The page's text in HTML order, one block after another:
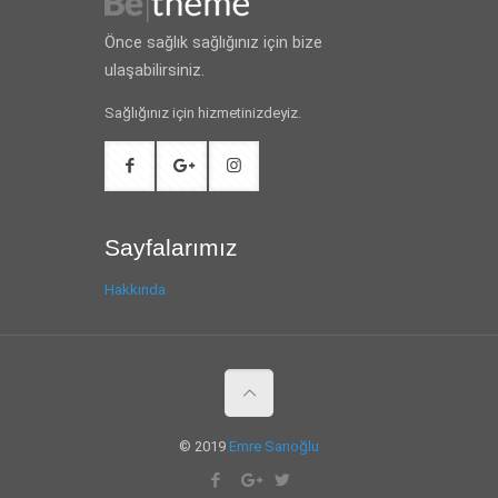
Önce sağlık sağlığınız için bize
ulaşabilirsiniz.
Sağlığınız için hizmetinizdeyiz.
Sayfalarımız
Hakkında
© 2019 Emre Sarıoğlu